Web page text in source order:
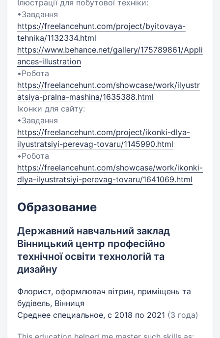
Ілюстрації для побутової техніки:
•Завдання
https://freelancehunt.com/project/byitovaya-
tehnika/1132334.html
https://www.behance.net/gallery/175789861/Appli
ances-illustration
•Робота
https://freelancehunt.com/showcase/work/ilyustr
atsiya-pralna-mashina/1635388.html
Іконки для сайту:
•Завдання
https://freelancehunt.com/project/ikonki-dlya-
ilyustratsiyi-perevag-tovaru/1145990.html
•Робота
https://freelancehunt.com/showcase/work/ikonki-
dlya-ilyustratsiyi-perevag-tovaru/1641069.html
Образование
Державний навчальний заклад
Вінницький центр професійно
технічної освіти технологій та
дизайну
Флорист, оформлювач вітрин, приміщень та
будівель, Вінниця
Среднее специальное, с 2018 по 2021 (3 года)